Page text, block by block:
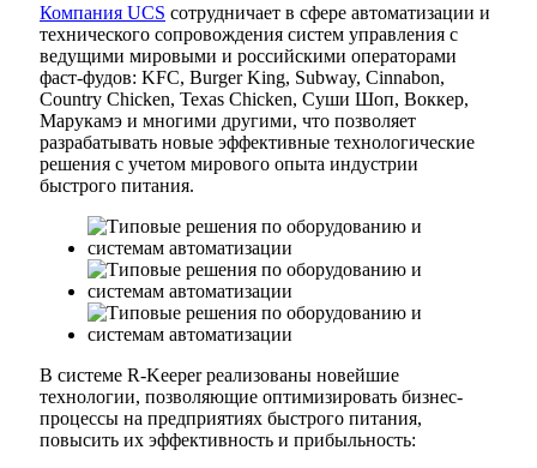
Компания UCS сотрудничает в сфере автоматизации и
технического сопровождения систем управления с
ведущими мировыми и российскими операторами
фаст-фудов: KFC, Burger King, Subway, Cinnabon,
Country Chicken, Texas Chicken, Суши Шоп, Воккер,
Марукамэ и многими другими, что позволяет
разрабатывать новые эффективные технологические
решения с учетом мирового опыта индустрии
быстрого питания.
В системе R-Keeper реализованы новейшие
технологии, позволяющие оптимизировать бизнес-
процессы на предприятиях быстрого питания,
повысить их эффективность и прибыльность: